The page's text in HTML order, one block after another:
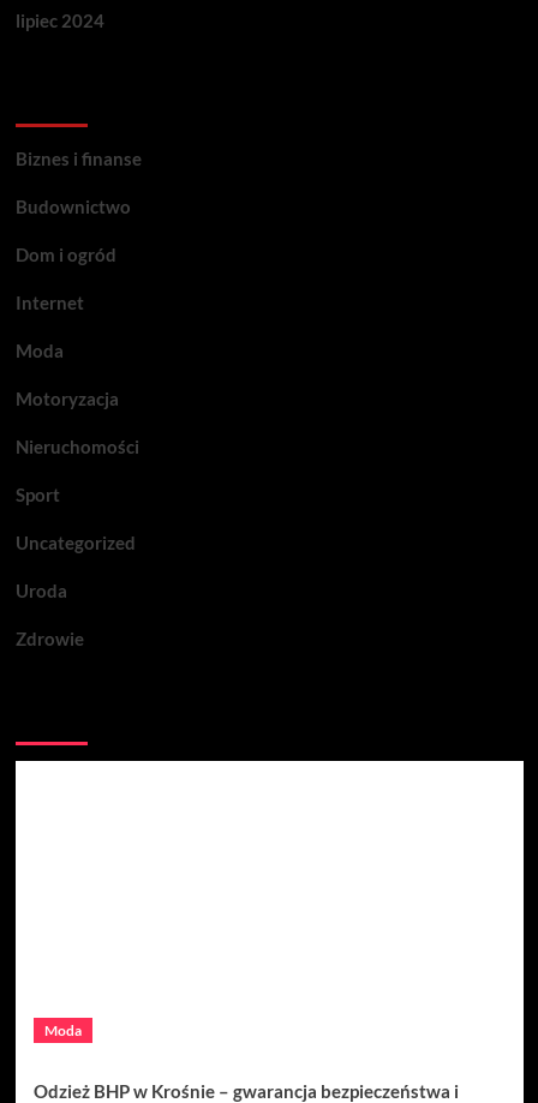
lipiec 2024
Biznes i finanse
Budownictwo
Dom i ogród
Internet
Moda
Motoryzacja
Nieruchomości
Sport
Uncategorized
Uroda
Zdrowie
Moda
Odzież BHP w Krośnie – gwarancja bezpieczeństwa i